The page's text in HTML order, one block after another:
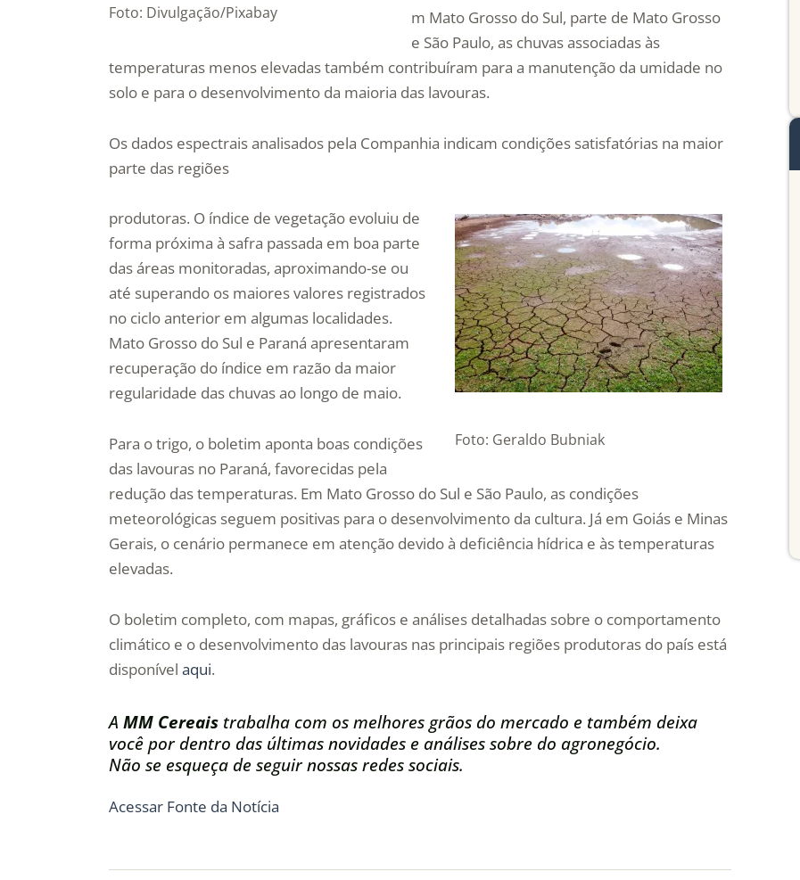
Foto: Divulgação/Pixabay
m Mato Grosso do Sul, parte de Mato Grosso
e São Paulo, as chuvas associadas às
temperaturas menos elevadas também contribuíram para a manutenção da umidade no
solo e para o desenvolvimento da maioria das lavouras.
Os dados espectrais analisados pela Companhia indicam condições satisfatórias na maior
parte das regiões
Foto: Geraldo Bubniak
produtoras. O índice de vegetação evoluiu de
forma próxima à safra passada em boa parte
das áreas monitoradas, aproximando-se ou
até superando os maiores valores registrados
no ciclo anterior em algumas localidades.
Mato Grosso do Sul e Paraná apresentaram
recuperação do índice em razão da maior
regularidade das chuvas ao longo de maio.
Para o trigo, o boletim aponta boas condições
das lavouras no Paraná, favorecidas pela
redução das temperaturas. Em Mato Grosso do Sul e São Paulo, as condições
meteorológicas seguem positivas para o desenvolvimento da cultura. Já em Goiás e Minas
Gerais, o cenário permanece em atenção devido à deficiência hídrica e às temperaturas
elevadas.
O boletim completo, com mapas, gráficos e análises detalhadas sobre o comportamento
climático e o desenvolvimento das lavouras nas principais regiões produtoras do país está
disponível aqui.
A MM Cereais trabalha com os melhores grãos do mercado e também deixa
você por dentro das últimas novidades e análises sobre do agronegócio.
Não se esqueça de seguir nossas redes sociais.
Acessar Fonte da Notícia